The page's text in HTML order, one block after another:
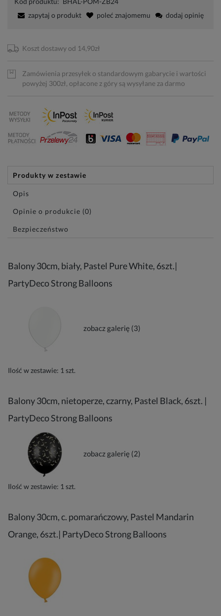
zapytaj o produkt
poleć znajomemu dodaj opinię
Koszt dostawy od 14,90zł
Zamówienia przesyłek o standardowym gabarycie i wartości
powyżej 300zł, opłacone z góry są wysyłane za darmo
Produkty w zestawie
Opis
Opinie o produkcie (0)
Bezpieczeństwo
Balony 30cm, biały, Pastel Pure White, 6szt.|
PartyDeco Strong Balloons
zobacz galerię (3)
Ilość w zestawie: 1 szt.
Balony 30cm, nietoperze, czarny, Pastel Black, 6szt. |
PartyDeco Strong Balloons
zobacz galerię (2)
Ilość w zestawie: 1 szt.
Balony 30cm, c. pomarańczowy, Pastel Mandarin
Orange, 6szt.| PartyDeco Strong Balloons